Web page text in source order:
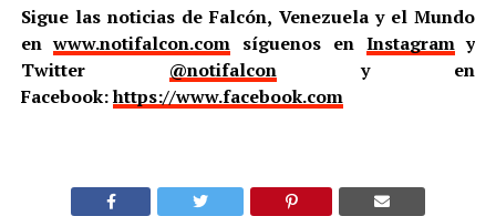
Sigue las noticias de Falcón, Venezuela y el Mundo
enwww.notifalcon.com síguenos en Instagramy
Twitter @notifalcony en
Facebook:https://www.facebook.com